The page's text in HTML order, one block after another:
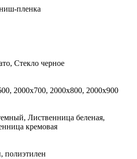
пленка
Стекло черное
2000х700, 2000х800, 2000х900
Лиственница беленая,
кремовая
полиэтилен